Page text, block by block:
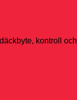
kontroll och